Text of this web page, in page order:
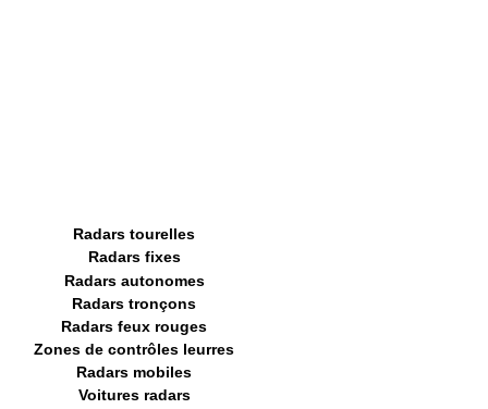
Radars tourelles
Radars fixes
Radars autonomes
Radars tronçons
Radars feux rouges
Zones de contrôles leurres
Radars mobiles
Voitures radars